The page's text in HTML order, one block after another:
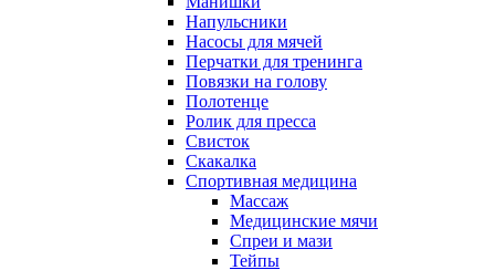
Напульсники
Насосы для мячей
Перчатки для тренинга
Повязки на голову
Полотенце
Ролик для пресса
Свисток
Скакалка
Спортивная медицина
Массаж
Медицинские мячи
Спреи и мази
Тейпы